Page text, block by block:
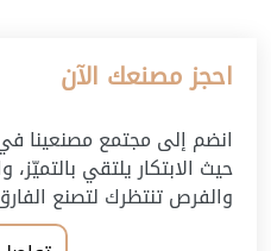
احجز مصنعك الآن
انضم إلى مجتمع مصنعينا
حيث الابتكار يلتقي بالتميّز،
والفرص تنتظرك لتصنع